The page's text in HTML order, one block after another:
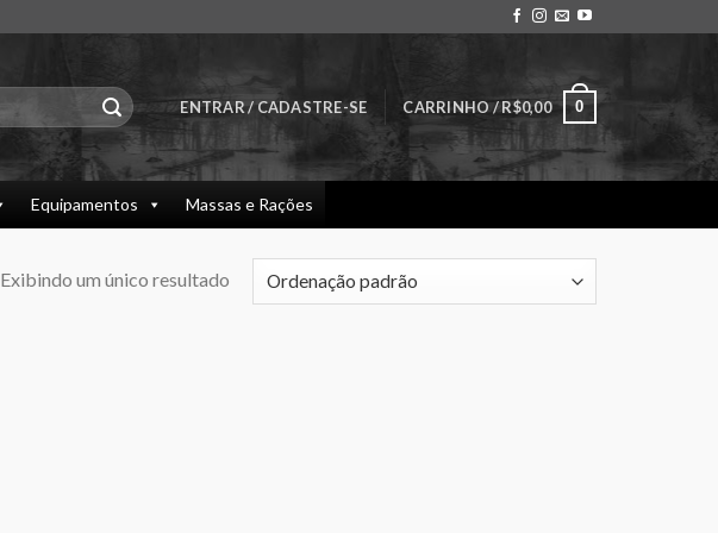
ENTRAR / CADASTRE-SE CARRINHO /R$0,00 0
Equipamentos Massas e Rações
Exibindo um único resultado